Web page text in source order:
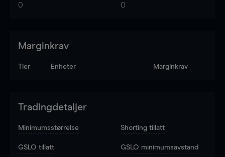
0 0
Marginkrav
Tier Enheter Marginkrav
Tradingdetaljer
Minimumsstørrelse Shorting tillatt
GSLO tillatt GSLO minimumsavstand